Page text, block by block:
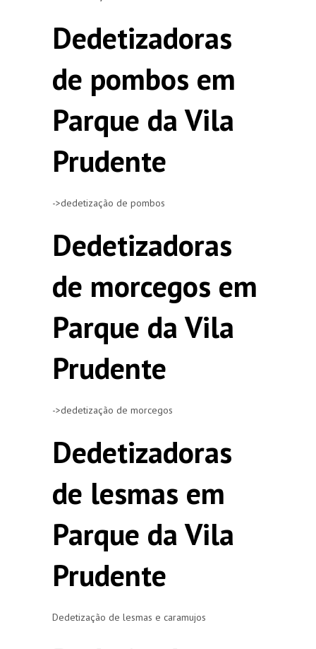
Dedetizadoras
de pombos em
Parque da Vila
Prudente
->dedetização de pombos
Dedetizadoras
de morcegos em
Parque da Vila
Prudente
->dedetização de morcegos
Dedetizadoras
de lesmas em
Parque da Vila
Prudente
Dedetização de lesmas e caramujos